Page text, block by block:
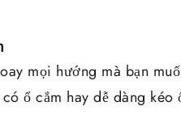
mọi hướng mà bạn
ổ cắm hay dễ dàng kéo